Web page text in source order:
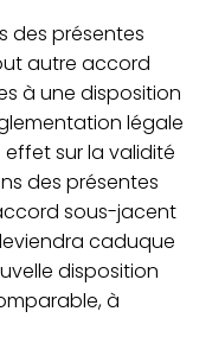
des présentes
autre accord
à une disposition
légale
sur la validité
des présentes
sous-jacent
caduque
disposition
à